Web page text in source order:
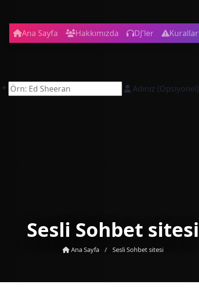
Ana Sayfa Hakkımızda DJ'ler Kurallar
* Adınız (Opsiyonel)
Sesli Sohbet sitesi
Ana Sayfa / Sesli Sohbet sitesi